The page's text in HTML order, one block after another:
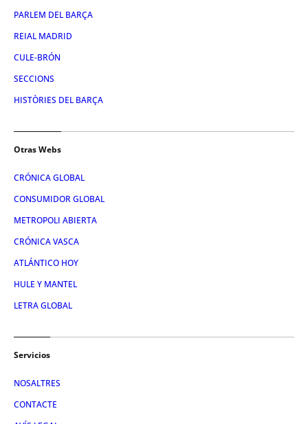
PARLEM DEL BARÇA
REIAL MADRID
CULE-BRÓN
SECCIONS
HISTÒRIES DEL BARÇA
Otras Webs
CRÓNICA GLOBAL
CONSUMIDOR GLOBAL
METROPOLI ABIERTA
CRÓNICA VASCA
ATLÁNTICO HOY
HULE Y MANTEL
LETRA GLOBAL
Servicios
NOSALTRES
CONTACTE